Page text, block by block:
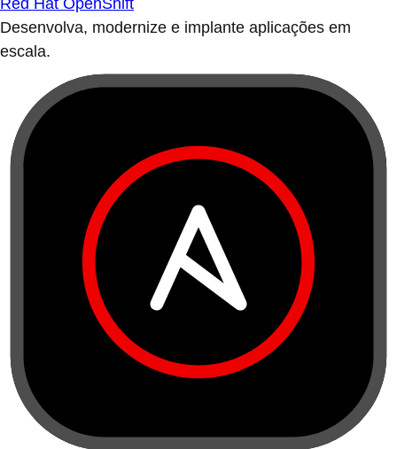
Red Hat OpenShift
Desenvolva, modernize e implante aplicações em
escala.